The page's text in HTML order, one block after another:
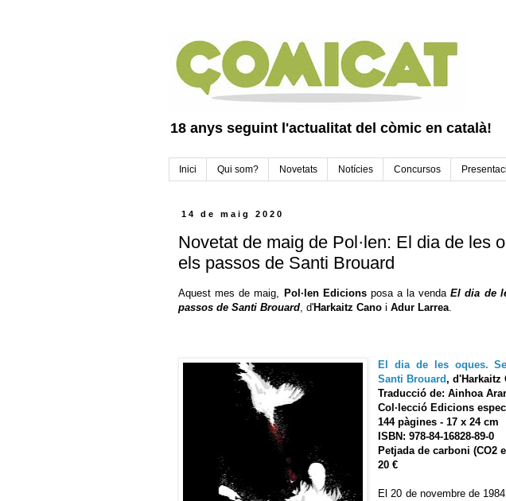
18 anys seguint l'actualitat del còmic en català!
Inici Qui som? Novetats Notícies Concursos
14 de maig 2020
Novetat de maig de Pol·len: El dia de les
els passos de Santi Brouard
Aquest mes de maig, Pol·len Edicionsposa a la vendaEl dia de
passos de Santi Brouard, d'Harkaitz Cano i Adur Larrea.
El dia de les oques.
Santi Brouard, d'Harkaitz
Traducció de: Ainhoa
Col·lecció Edicions
144 pàgines - 17 x 24 cm
ISBN: 978-84-16828-89-0
Petjada de carboni (CO2
20 €
El 20 de novembre de